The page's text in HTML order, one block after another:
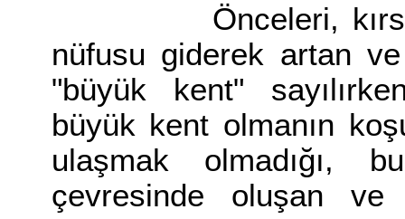
Önceleri, kırsal
nüfusu giderek artan
"büyük kent"
büyük kent olmanın
ulaşmak olmadığı,
çevresinde oluşan ve